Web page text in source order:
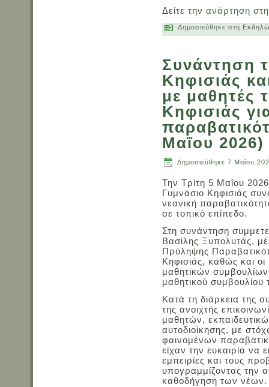
Δείτε την ανάρτηση
Δημοσιεύθηκε στη
Συνάντηση
Κηφισιάς
με μαθητές
Κηφισιάς
Μαΐου 2026)
Δημοσιεύθηκε 7 Μαΐου
Την Τρίτη 5 Μαΐου
Γυμνάσιο Κηφισιάς
νεανική
σε τοπικό επίπεδο.
Στη συνάντηση
Βασίλης Ξυπολυτάς,
Πρόληψης
Κηφισιάς, καθώς και
μαθητικών
μαθητικού συμβουλίου
Κατά τη διάρκεια της
της ανοιχτής
μαθητών,
αυτοδιοίκησης, με
φαινομένων
είχαν την ευκαιρία να
εμπειρίες και τους
υπογραμμίζοντας την
καθοδήγηση των νέων.